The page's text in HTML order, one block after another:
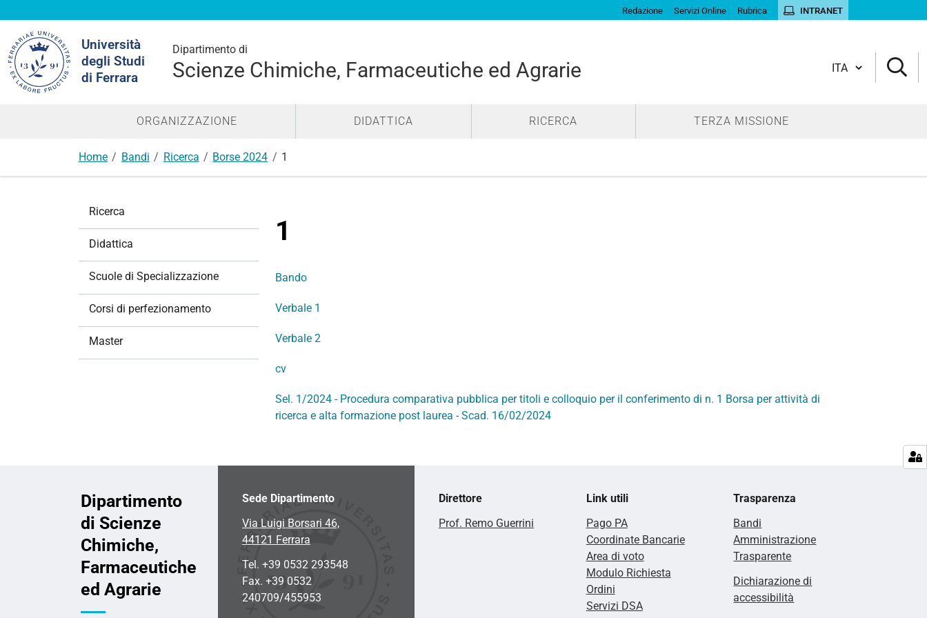
Redazione Servizi Online Rubrica INTRANET
Università
degli Studi
di Ferrara
Dipartimento di
Scienze Chimiche, Farmaceutiche ed Agrarie
nel
sito
Cambia lingua
ORGANIZZAZIONE DIDATTICA RICERCA TERZA MISSIONE
Home Bandi Ricerca Borse 2024 1
1
Bando
Verbale 1
Verbale 2
cv
Sel. 1/2024 - Procedura comparativa pubblica per titoli e colloquio per il conferimento di n. 1 Borsa per attività di
ricerca e alta formazione post laurea - Scad. 16/02/2024
Ricerca
Didattica
Scuole di Specializzazione
Corsi di perfezionamento
Master
Dipartimento
di Scienze
Chimiche,
Farmaceutiche
ed Agrarie
Sede Dipartimento
Via Luigi Borsari 46,
44121 Ferrara
Tel. +39 0532 293548
Fax. +39 0532
240709/455953
Direttore
Prof. Remo Guerrini
Link utili
Pago PA
Coordinate Bancarie
Area di voto
Modulo Richiesta
Ordini
Servizi DSA
Trasparenza
Bandi
Amministrazione
Trasparente
Dichiarazione di
accessibilità